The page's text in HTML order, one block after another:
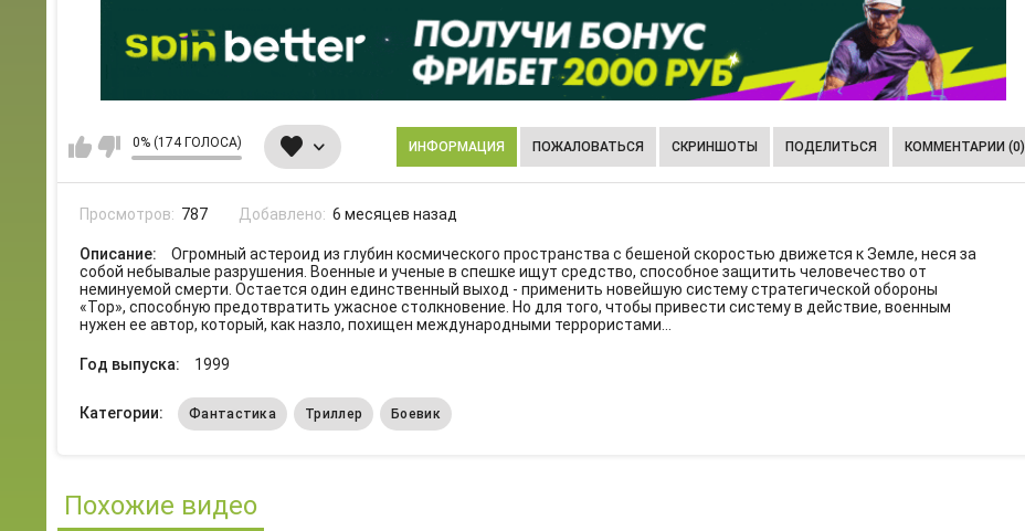
0% (174 ГОЛОСА) ИНФОРМАЦИЯ ПОЖАЛОВАТЬСЯ СКРИНШОТЫ ПОДЕЛИТЬСЯ КОММЕНТАРИИ (0)
Просмотров: 787 Добавлено: 6 месяцев назад
Описание:
Огромный астероид из глубин космического пространства с бешеной скоростью движется к Земле, неся за
собой небывалые разрушения. Военные и ученые в спешке ищут средство, способное защитить человечество от
неминуемой смерти. Остается один единственный выход - применить новейшую систему стратегической обороны
«Тор», способную предотвратить ужасное столкновение. Но для того, чтобы привести систему в действие, военным
нужен ее автор, который, как назло, похищен международными террористами...
Год выпуска: 1999
Категории: Фантастика Триллер Боевик
Похожие видео